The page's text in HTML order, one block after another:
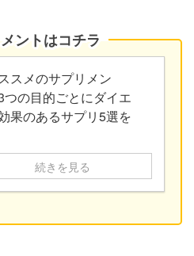
ントはコチラ
ススメのサプリメン
つの目的ごとにダイエ
果のあるサプリ5選を
続きを見る